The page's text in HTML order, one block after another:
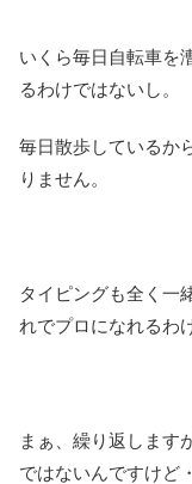
いくら毎日自転車を
るわけではないし。
毎日散歩しているか
りません。
タイピングも全く一
れでプロになれるわ
まぁ、繰り返します
ではないんですけど